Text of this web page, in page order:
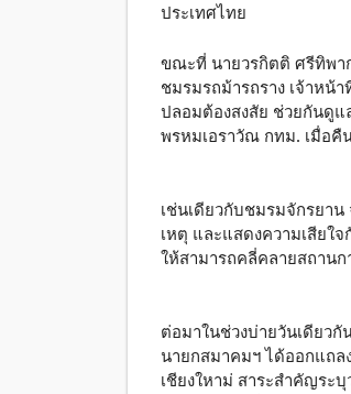
ประเทศไทย
ขณะที่ นายวรกิตติ ศรีทิพา
ชมรมรถม้ารถราง เจ้าหน้
ปลอมต้องสงสัย ช่วยกันดูแ
พรหมเอราวัณ กทม. เมื่อคื
เช่นเดียวกับชมรมจักรยา
เหตุ และแสดงความเสียใ
ให้สามารถคลี่คลายสถานก
ต่อมาในช่วงบ่ายวันเดียว
นายกสมาคมฯ ได้ออกแถล
เชียงใหาม่ สาระสำคัญระ